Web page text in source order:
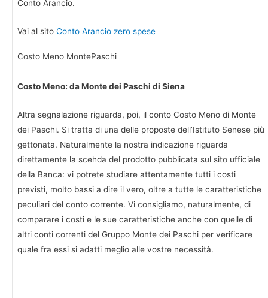
Conto Arancio.
Vai al sito Conto Arancio zero spese
Costo Meno MontePaschi
Costo Meno: da Monte dei Paschi di Siena
Altra segnalazione riguarda, poi, il conto Costo Meno di Monte
dei Paschi. Si tratta di una delle proposte dell’Istituto Senese più
gettonata. Naturalmente la nostra indicazione riguarda
direttamente la scehda del prodotto pubblicata sul sito ufficiale
della Banca: vi potrete studiare attentamente tutti i costi
previsti, molto bassi a dire il vero, oltre a tutte le caratteristiche
peculiari del conto corrente. Vi consigliamo, naturalmente, di
comparare i costi e le sue caratteristiche anche con quelle di
altri conti correnti del Gruppo Monte dei Paschi per verificare
quale fra essi si adatti meglio alle vostre necessità.